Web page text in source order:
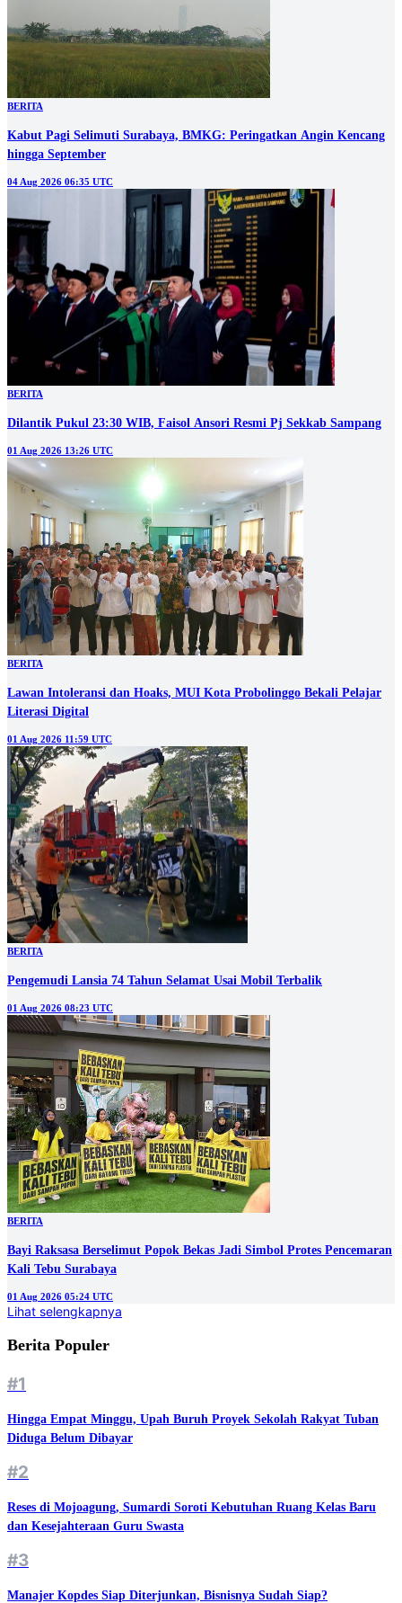
BERITA
Kabut Pagi Selimuti Surabaya, BMKG: Peringatkan Angin Kencang
hingga September
04 Aug 2026 06:35 UTC
BERITA
Dilantik Pukul 23:30 WIB, Faisol Ansori Resmi Pj Sekkab Sampang
01 Aug 2026 13:26 UTC
BERITA
‎Lawan Intoleransi dan Hoaks, MUI Kota Probolinggo Bekali Pelajar
Literasi Digital
01 Aug 2026 11:59 UTC
BERITA
Pengemudi Lansia 74 Tahun Selamat Usai Mobil Terbalik
01 Aug 2026 08:23 UTC
BERITA
Bayi Raksasa Berselimut Popok Bekas Jadi Simbol Protes Pencemaran
Kali Tebu Surabaya
01 Aug 2026 05:24 UTC
Lihat selengkapnya
Berita Populer
#1
Hingga Empat Minggu, Upah Buruh Proyek Sekolah Rakyat Tuban
Diduga Belum Dibayar
#2
Reses di Mojoagung, Sumardi Soroti Kebutuhan Ruang Kelas Baru
dan Kesejahteraan Guru Swasta
#3
Manajer Kopdes Siap Diterjunkan, Bisnisnya Sudah Siap?